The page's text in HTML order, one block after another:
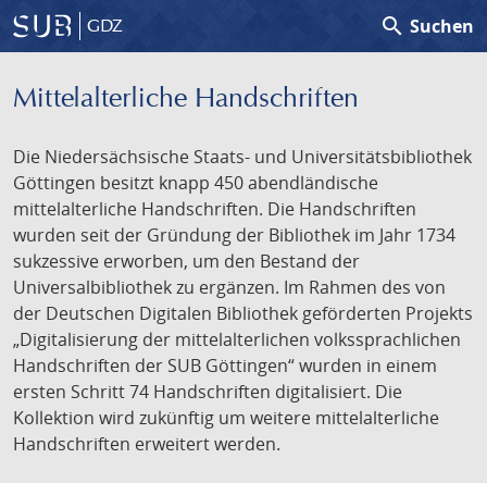
GDZ search Suchen
Mittelalterliche Handschriften
Die Niedersächsische Staats- und Universitätsbibliothek
Göttingen besitzt knapp 450 abendländische
mittelalterliche Handschriften. Die Handschriften
wurden seit der Gründung der Bibliothek im Jahr 1734
sukzessive erworben, um den Bestand der
Universalbibliothek zu ergänzen. Im Rahmen des von
der Deutschen Digitalen Bibliothek geförderten Projekts
„Digitalisierung der mittelalterlichen volkssprachlichen
Handschriften der SUB Göttingen“ wurden in einem
ersten Schritt 74 Handschriften digitalisiert. Die
Kollektion wird zukünftig um weitere mittelalterliche
Handschriften erweitert werden.